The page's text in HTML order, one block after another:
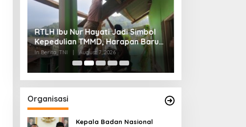
RTLH Ibu Nur Hayati Jadi Simbol
Kepedulian TMMD, Harapan Baru
Tumbuh di Bukit Pinang Jaya
In Berita, TNI | August 7, 2026
Organisasi
Kepala Badan Nasional